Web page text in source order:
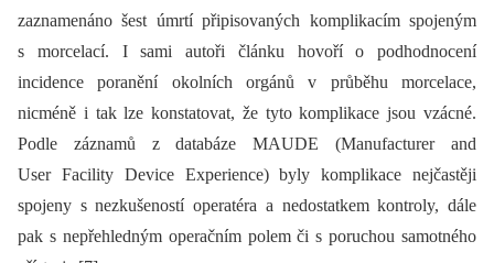
zaznamenáno šest úmrtí připisovaných komplikacím spojeným
s morcelací. I sami autoři článku hovoří o podhodnocení
incidence poranění okolních orgánů v průběhu morcelace,
nicméně i tak lze konstatovat, že tyto komplikace jsou vzácné.
Podle záznamů z databáze MAUDE (Manufacturer and
User Facility Device Experience) byly komplikace nejčastěji
spojeny s nezkušeností operatéra a nedostatkem kontroly, dále
pak s nepřehledným operačním polem či s poruchou samotného